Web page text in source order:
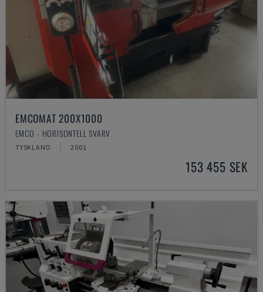
EMCOMAT 200X1000
EMCO - HORISONTELL SVARV
TYSKLAND 2001
153 455 SEK